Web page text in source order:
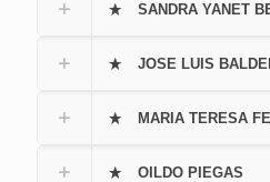
SANDRA YANET
JOSE LUIS
MARIA TERESA
OILDO PIEGAS